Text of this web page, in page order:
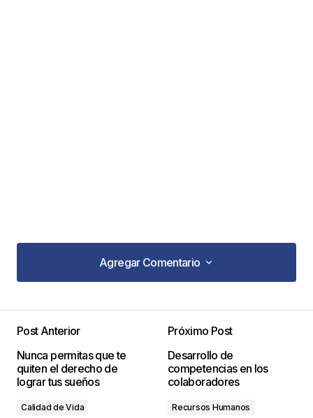
Agregar Comentario
Agregar Comentario
publicada. Los campos obligatorios están
marcados con*
Comentario
Post Anterior
Nunca permitas que te
quiten el derecho de
lograr tus sueños
Calidad de Vida
Próximo Post
Desarrollo de
competencias en los
colaboradores
Recursos Humanos